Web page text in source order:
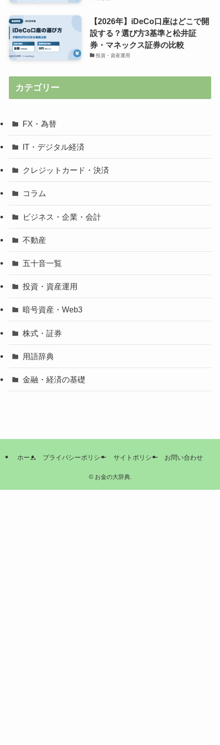
【2026年】iDeCo口座はどこで開
設する？選び方3基準と松井証
券・マネックス証券の比較
投資・資産運用
カテゴリー
FX・為替
IT・デジタル経済
クレジットカード・決済
コラム
ビジネス・企業・会計
不動産
五十音一覧
投資・資産運用
暗号資産・Web3
株式・証券
用語辞典
金融・経済の基礎
ホーム プライバシーポリシー サイトポリシー お問い合わせ
©お金の大辞典.